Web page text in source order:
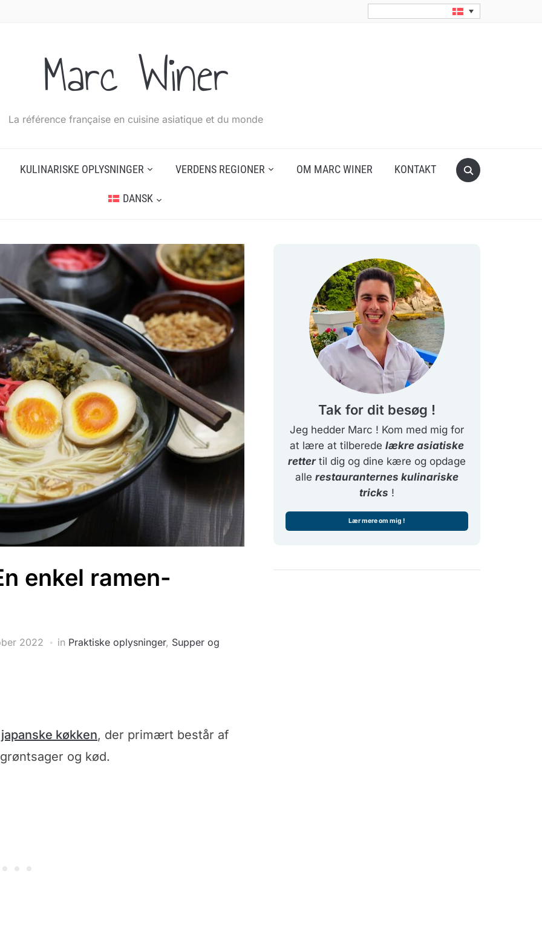
Marc Winer
La référence française en cuisine asiatique et du monde
Search
for:
KULINARISKE OPLYSNINGER VERDENS REGIONER OM MARC WINER KONTAKT
DANSK
enkel ramen-
2022 in Praktiske oplysninger, Supper og
køkken, der primært består af
og kød.
Tak for dit besøg !
Jeg hedder Marc ! Kom med mig for
at lære at tilberede lækre asiatiske
rettertil dig og dine kære og opdage
alle restauranternes kulinariske
tricks !
Lær mere om mig !